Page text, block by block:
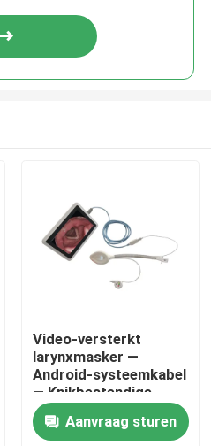
Video-versterkt
larynxmasker —
Android-systeemkabel
— Knikbestendige
slang-HD-camera-ISO
Aanvraag sturen